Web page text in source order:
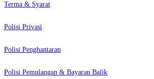
Terma & Syarat
Polisi Privasi
Polisi Penghantaran
Polisi Pemulangan & Bayaran Balik